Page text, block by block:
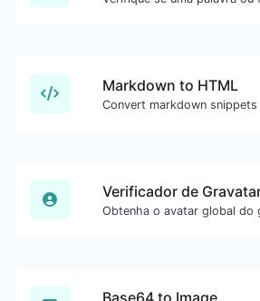
Markdown to HTML
Verificador de
Base64 to Image